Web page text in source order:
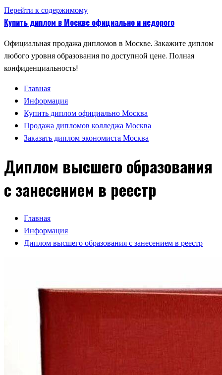
Перейти к содержимому
Купить диплом в Москве официально и недорого
Официальная продажа дипломов в Москве. Закажите диплом
любого уровня образования по доступной цене. Полная
конфиденциальность!
Главная
Информация
Купить диплом официально Москва
Продажа дипломов колледжа Москва
Заказать диплом экономиста Москва
Диплом высшего образования
с занесением в реестр
Главная
Информация
Диплом высшего образования с занесением в реестр